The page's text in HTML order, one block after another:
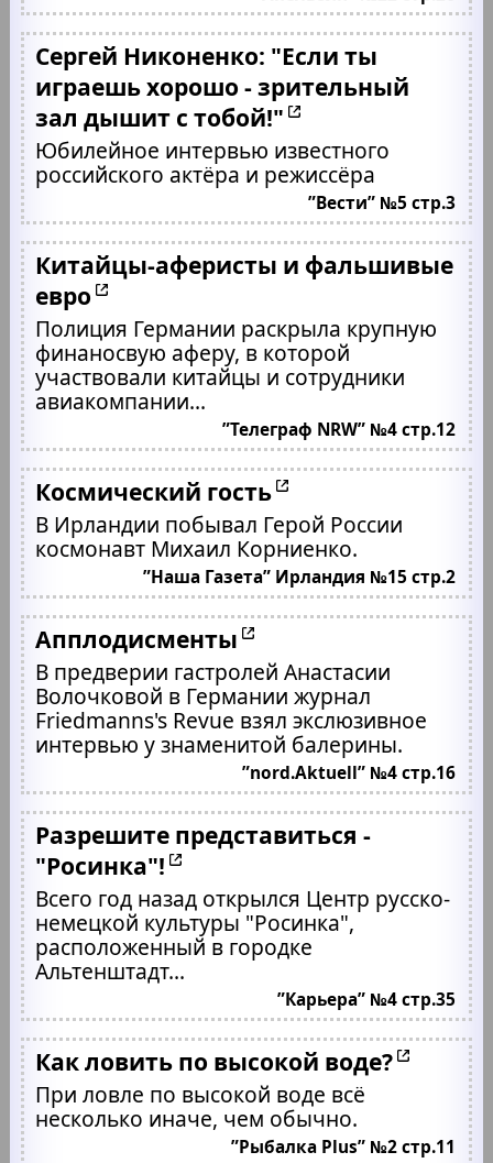
Сергей Никоненко: "Если ты
играешь хорошо - зрительный
зал дышит с тобой!"
Юбилейное интервью известного
российского актёра и режиссёра
”Вести” №5 стр.3
Китайцы-аферисты и фальшивые
евро
Полиция Германии раскрыла крупную
финаносвую аферу, в которой
участвовали китайцы и сотрудники
авиакомпании...
”Телеграф NRW” №4 стр.12
Космический гость
В Ирландии побывал Герой России
космонавт Михаил Корниенко.
”Наша Газета” Ирландия №15 стр.2
Апплодисменты
В предверии гастролей Анастасии
Волочковой в Германии журнал
Friedmanns's Revue взял экслюзивное
интервью у знаменитой балерины.
”nord.Aktuell” №4 стр.16
Разрешите представиться -
"Росинка"!
Всего год назад открылся Центр русско-
немецкой культуры "Росинка",
расположенный в городке
Альтенштадт...
”Карьера” №4 стр.35
Как ловить по высокой воде?
При ловле по высокой воде всё
несколько иначе, чем обычно.
”Рыбалка Plus” №2 стр.11